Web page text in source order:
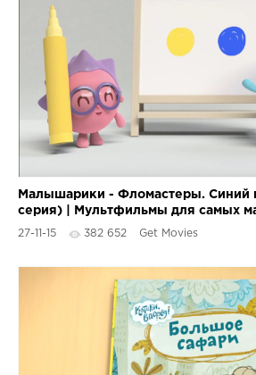
Малышарики - Фломастеры. Синий
серия) | Мультфильмы для самых
1,2,3,4 года
27-11-15 382 652 Get Movies